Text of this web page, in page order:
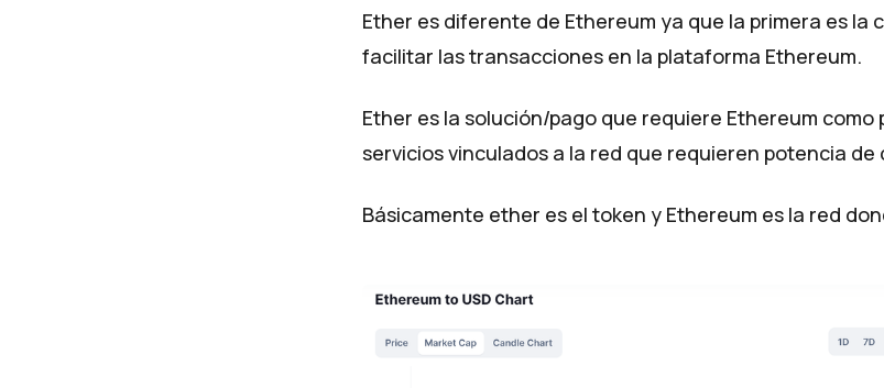
Ether es diferente de Ethereum ya que la primera es la
facilitar las transacciones en la plataforma Ethereum.
Ether es la solución/pago que requiere Ethereum como
servicios vinculados a la red que requieren potencia de
Básicamente ether es el token y Ethereum es la red